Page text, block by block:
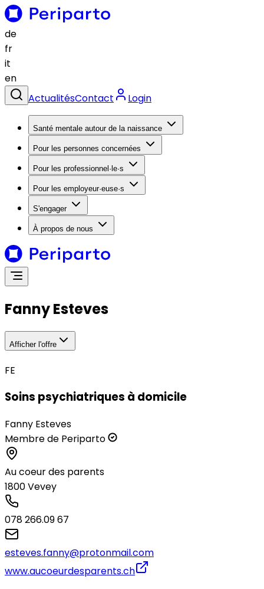
de
fr
it
en
ActualitésContact Login
Santé mentale autour de la naissance
Pour les personnes concernées
Pour les professionnel·le·s
Pour les employeur·euse·s
S'engager
À propos de nous
Fanny Esteves
Afficher l'offre
FE
Soins psychiatriques à domicile
Fanny Esteves
Membre de Periparto
Au coeur des parents
1800Vevey
078 266.09 67
esteves.fanny@protonmail.com
www.aucoeurdesparents.ch